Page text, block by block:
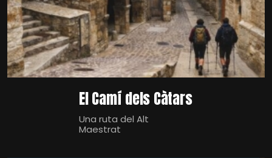
El Camí dels Càtars
Una ruta del Alt
Maestrat